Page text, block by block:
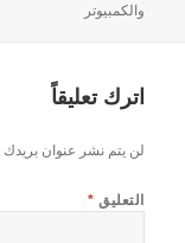
في
والكمبيوتر
اترك تعليقاً
لن يتم نشر عنوان بريدك
التعليق *